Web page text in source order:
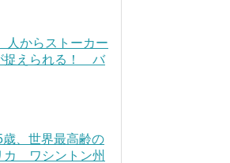
人からストーカー
捉えられる！ バ
、世界最高齢の
カ ワシントン州